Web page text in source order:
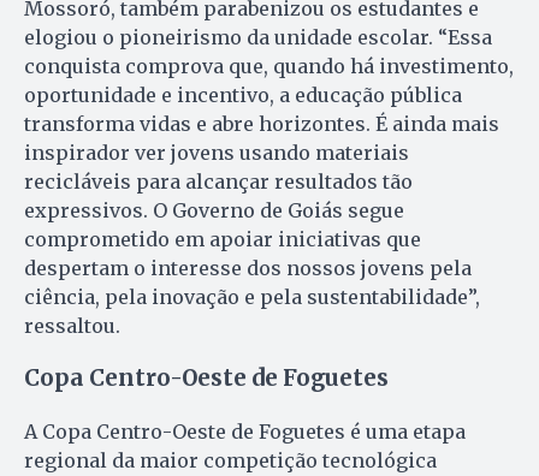
Mossoró, também parabenizou os estudantes e
elogiou o pioneirismo da unidade escolar. “Essa
conquista comprova que, quando há investimento,
oportunidade e incentivo, a educação pública
transforma vidas e abre horizontes. É ainda mais
inspirador ver jovens usando materiais
recicláveis para alcançar resultados tão
expressivos. O Governo de Goiás segue
comprometido em apoiar iniciativas que
despertam o interesse dos nossos jovens pela
ciência, pela inovação e pela sustentabilidade”,
ressaltou.
Copa Centro-Oeste de Foguetes
A Copa Centro-Oeste de Foguetes é uma etapa
regional da maior competição tecnológica